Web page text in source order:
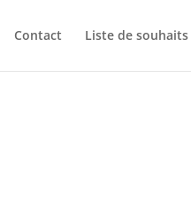
Contact Liste de souhaits